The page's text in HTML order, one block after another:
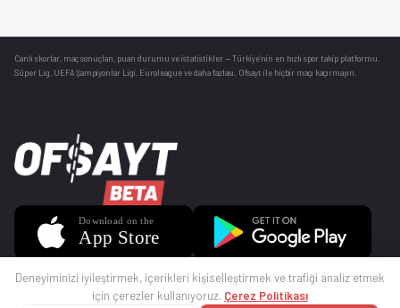
Canlı skorlar , maç sonuçları, puan durumu ve istatistikler — Türkiye’nin en hızlı spor takip platformu.
Süper Lig, UEFA Şampiyonlar Ligi, Euroleague ve daha fazlası. Ofsayt ile hiçbir maçı kaçırmayın.
Deneyiminizi iyileştirmek, içerikleri kişiselleştirmek ve trafiği analiz etmek
için çerezler kullanıyoruz. Çerez Politikası